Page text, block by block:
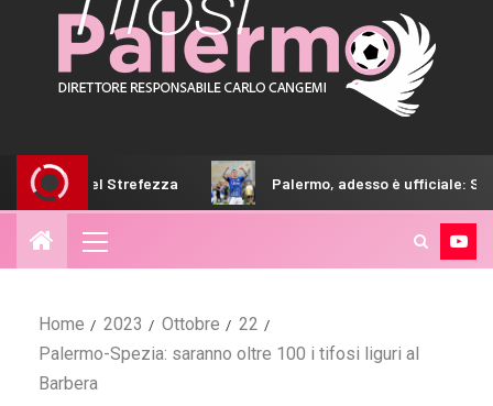
Palermo, adesso è ufficiale: Strefezza è
Home 2023 Ottobre
22
Palermo-Spezia: saranno oltre 100 i tifosi liguri al
Barbera